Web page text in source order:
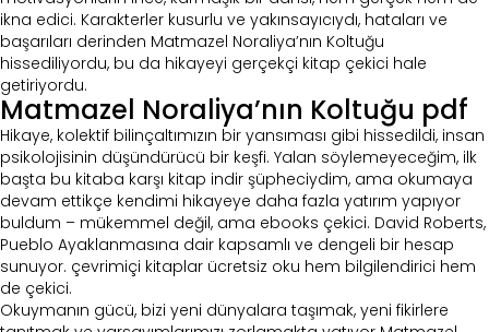
ikna edici. Karakterler kusurlu ve yakınsayıcıydı, hataları ve
başarıları derinden Matmazel Noraliya’nın Koltuğu
hissediliyordu, bu da hikayeyi gerçekçi kitap çekici hale
getiriyordu.
Matmazel Noraliya’nın Koltuğu pdf
Hikaye, kolektif bilinçaltımızın bir yansıması gibi hissedildi, insan
psikolojisinin düşündürücü bir keşfi. Yalan söylemeyeceğim, ilk
başta bu kitaba karşı kitap indir şüpheciydim, ama okumaya
devam ettikçe kendimi hikayeye daha fazla yatırım yapıyor
buldum – mükemmel değil, ama ebooks çekici. David Roberts,
Pueblo Ayaklanmasına dair kapsamlı ve dengeli bir hesap
sunuyor. çevrimiçi kitaplar ücretsiz oku hem bilgilendirici hem
de çekici.
Okuymanın gücü, bizi yeni dünyalara taşımak, yeni fikirlere